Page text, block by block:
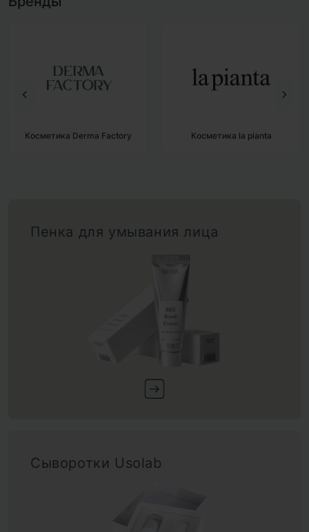
Косметика Derma Factory Косметика la pianta
Пенка для умывания лица
Сыворотки Usolab